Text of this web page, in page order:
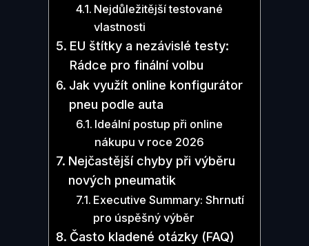
Nejdůležitější testované
vlastnosti
EU štítky a nezávislé testy:
Rádce pro finální volbu
Jak využít online konfigurátor
pneu podle auta
Ideální postup při online
nákupu v roce 2026
Nejčastější chyby při výběru
nových pneumatik
Executive Summary: Shrnutí
pro úspěšný výběr
Často kladené otázky (FAQ)